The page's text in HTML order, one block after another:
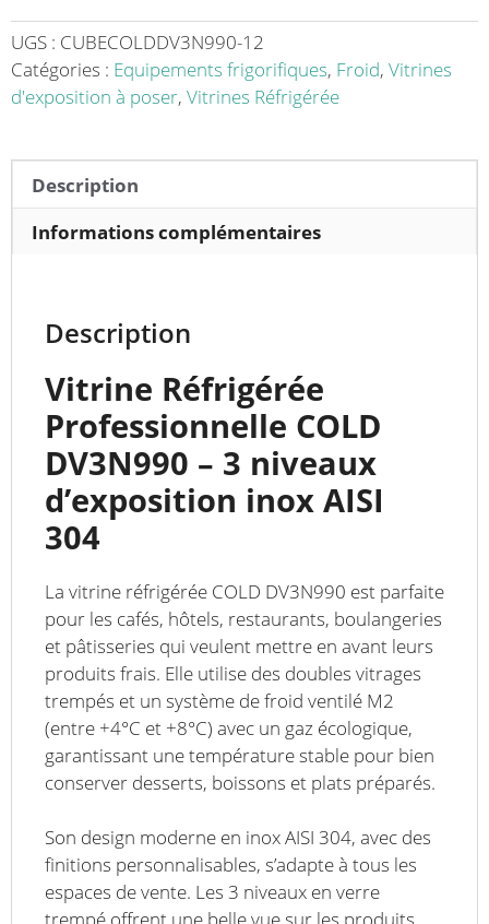
304
modèle
CUBE
990
-
Conservation
vos
Produits
UGS : CUBECOLDDV3N990-12
Catégories : Equipements frigorifiques, Froid, Vitrines
d'exposition à poser, Vitrines Réfrigérée
Description
Informations complémentaires
Description
Vitrine Réfrigérée
Professionnelle COLD
DV3N990 – 3 niveaux
d’exposition inox AISI
304
La vitrine réfrigérée COLD DV3N990 est parfaite
pour les cafés, hôtels, restaurants, boulangeries
et pâtisseries qui veulent mettre en avant leurs
produits frais. Elle utilise des doubles vitrages
trempés et un système de froid ventilé M2
(entre +4°C et +8°C) avec un gaz écologique,
garantissant une température stable pour bien
conserver desserts, boissons et plats préparés.
Son design moderne en inox AISI 304, avec des
finitions personnalisables, s’adapte à tous les
espaces de vente. Les 3 niveaux en verre